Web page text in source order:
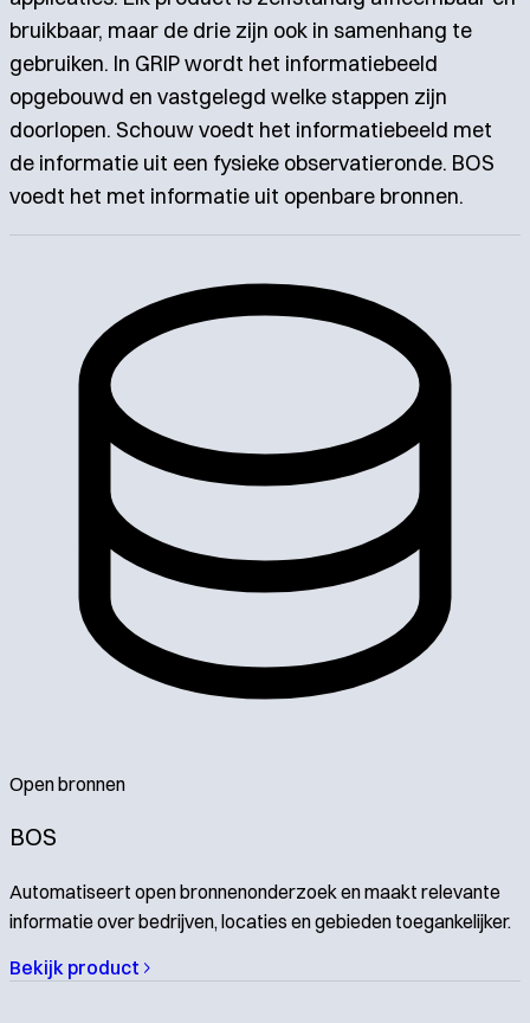
bruikbaar, maar de drie zijn ook in samenhang te
gebruiken. In GRIP wordt het informatiebeeld
opgebouwd en vastgelegd welke stappen zijn
doorlopen. Schouw voedt het informatiebeeld met
de informatie uit een fysieke observatieronde. BOS
voedt het met informatie uit openbare bronnen.
Open bronnen
BOS
Automatiseert open bronnenonderzoek en maakt relevante
informatie over bedrijven, locaties en gebieden toegankelijker.
Bekijk product